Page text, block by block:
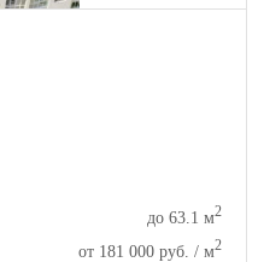
до 63.1 м2
от 181 000 руб. / м2